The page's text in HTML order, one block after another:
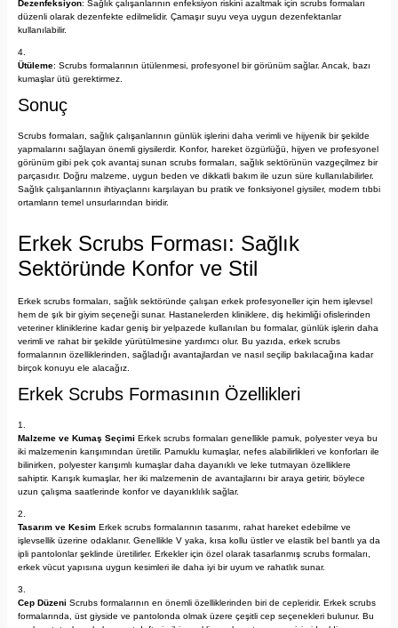
Dezenfeksiyon: Sağlık çalışanlarının enfeksiyon riskini azaltmak için scrubs formaları
düzenli olarak dezenfekte edilmelidir. Çamaşır suyu veya uygun dezenfektanlar
kullanılabilir.
Ütüleme: Scrubs formalarının ütülenmesi, profesyonel bir görünüm sağlar. Ancak, bazı
kumaşlar ütü gerektirmez.
Sonuç
Scrubs formaları, sağlık çalışanlarının günlük işlerini daha verimli ve hijyenik bir şekilde
yapmalarını sağlayan önemli giysilerdir. Konfor, hareket özgürlüğü, hijyen ve profesyonel
görünüm gibi pek çok avantaj sunan scrubs formaları, sağlık sektörünün vazgeçilmez bir
parçasıdır. Doğru malzeme, uygun beden ve dikkatli bakım ile uzun süre kullanılabilirler.
Sağlık çalışanlarının ihtiyaçlarını karşılayan bu pratik ve fonksiyonel giysiler, modern tıbbi
ortamların temel unsurlarından biridir.
Erkek Scrubs Forması: Sağlık
Sektöründe Konfor ve Stil
Erkek scrubs formaları, sağlık sektöründe çalışan erkek profesyoneller için hem işlevsel
hem de şık bir giyim seçeneği sunar. Hastanelerden kliniklere, diş hekimliği ofislerinden
veteriner kliniklerine kadar geniş bir yelpazede kullanılan bu formalar, günlük işlerin daha
verimli ve rahat bir şekilde yürütülmesine yardımcı olur. Bu yazıda, erkek scrubs
formalarının özelliklerinden, sağladığı avantajlardan ve nasıl seçilip bakılacağına kadar
birçok konuyu ele alacağız.
Erkek Scrubs Formasının Özellikleri
Malzeme ve Kumaş Seçimi Erkek scrubs formaları genellikle pamuk, polyester veya bu
iki malzemenin karışımından üretilir. Pamuklu kumaşlar, nefes alabilirlikleri ve konforları ile
bilinirken, polyester karışımlı kumaşlar daha dayanıklı ve leke tutmayan özelliklere
sahiptir. Karışık kumaşlar, her iki malzemenin de avantajlarını bir araya getirir, böylece
uzun çalışma saatlerinde konfor ve dayanıklılık sağlar.
Tasarım ve Kesim Erkek scrubs formalarının tasarımı, rahat hareket edebilme ve
işlevsellik üzerine odaklanır. Genellikle V yaka, kısa kollu üstler ve elastik bel bantlı ya da
ipli pantolonlar şeklinde üretilirler. Erkekler için özel olarak tasarlanmış scrubs formaları,
erkek vücut yapısına uygun kesimleri ile daha iyi bir uyum ve rahatlık sunar.
Cep Düzeni Scrubs formalarının en önemli özelliklerinden biri de cepleridir. Erkek scrubs
formalarında, üst giyside ve pantolonda olmak üzere çeşitli cep seçenekleri bulunur. Bu